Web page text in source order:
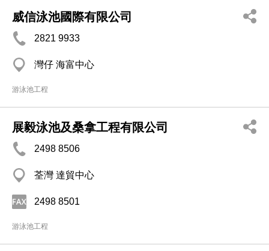
威信泳池國際有限公司
2821 9933
灣仔 海富中心
游泳池工程
展毅泳池及桑拿工程有限公司
2498 8506
荃灣 達貿中心
2498 8501
游泳池工程